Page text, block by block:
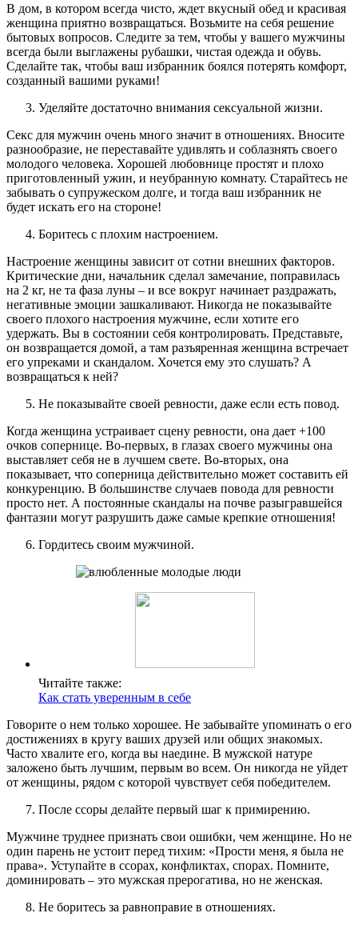
В дом, в котором всегда чисто, ждет вкусный обед и красивая
женщина приятно возвращаться. Возьмите на себя решение
бытовых вопросов. Следите за тем, чтобы у вашего мужчины
всегда были выглажены рубашки, чистая одежда и обувь.
Сделайте так, чтобы ваш избранник боялся потерять комфорт,
созданный вашими руками!
Уделяйте достаточно внимания сексуальной жизни.
Секс для мужчин очень много значит в отношениях. Вносите
разнообразие, не переставайте удивлять и соблазнять своего
молодого человека. Хорошей любовнице простят и плохо
приготовленный ужин, и неубранную комнату. Старайтесь не
забывать о супружеском долге, и тогда ваш избранник не
будет искать его на стороне!
Боритесь с плохим настроением.
Настроение женщины зависит от сотни внешних факторов.
Критические дни, начальник сделал замечание, поправилась
на 2 кг, не та фаза луны – и все вокруг начинает раздражать,
негативные эмоции зашкаливают. Никогда не показывайте
своего плохого настроения мужчине, если хотите его
удержать. Вы в состоянии себя контролировать. Представьте,
он возвращается домой, а там разъяренная женщина встречает
его упреками и скандалом. Хочется ему это слушать? А
возвращаться к ней?
Не показывайте своей ревности, даже если есть повод.
Когда женщина устраивает сцену ревности, она дает +100
очков сопернице. Во-первых, в глазах своего мужчины она
выставляет себя не в лучшем свете. Во-вторых, она
показывает, что соперница действительно может составить ей
конкуренцию. В большинстве случаев повода для ревности
просто нет. А постоянные скандалы на почве разыгравшейся
фантазии могут разрушить даже самые крепкие отношения!
Гордитесь своим мужчиной.
Читайте также:
Как стать уверенным в себе
Говорите о нем только хорошее. Не забывайте упоминать о его
достижениях в кругу ваших друзей или общих знакомых.
Часто хвалите его, когда вы наедине. В мужской натуре
заложено быть лучшим, первым во всем. Он никогда не уйдет
от женщины, рядом с которой чувствует себя победителем.
После ссоры делайте первый шаг к примирению.
Мужчине труднее признать свои ошибки, чем женщине. Но не
один парень не устоит перед тихим: «Прости меня, я была не
права». Уступайте в ссорах, конфликтах, спорах. Помните,
доминировать – это мужская прерогатива, но не женская.
Не боритесь за равноправие в отношениях.